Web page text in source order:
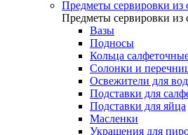
Предметы сервировки из
Предметы сервировки из
Вазы
Подносы
Кольца
Солонки и
Освежители для
Подставки для
Подставки для яйца
Масленки
Украшения для